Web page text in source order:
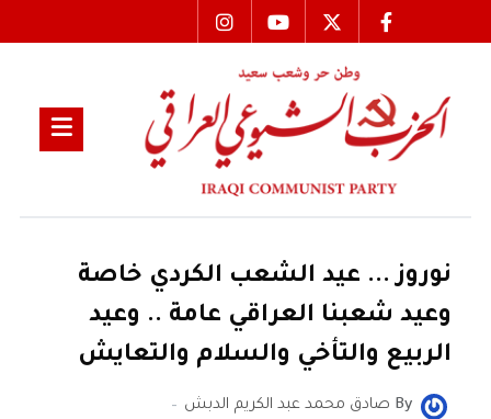
نوروز ... عيد الشعب الكردي خاصة
وعيد شعبنا العراقي عامة .. وعيد
الربيع والتأخي والسلام والتعايش
By صادق محمد عبد الكريم الدبش